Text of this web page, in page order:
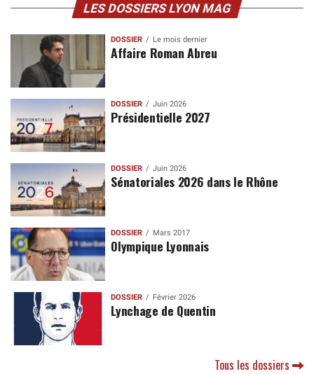
LES DOSSIERS LYON MAG
DOSSIER Le mois dernier
Affaire Roman Abreu
DOSSIER Juin 2026
Présidentielle 2027
DOSSIER Juin 2026
Sénatoriales 2026 dans le Rhône
DOSSIER Mars 2017
Olympique Lyonnais
DOSSIER Février 2026
Lynchage de Quentin
Tous les dossiers